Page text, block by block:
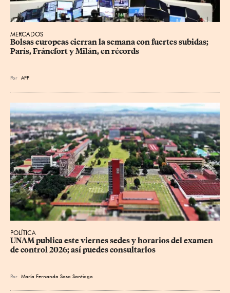
MERCADOS
Bolsas europeas cierran la semana con fuertes subidas;
París, Fráncfort y Milán, en récords
Por AFP
POLÍTICA
UNAM publica este viernes sedes y horarios del examen
de control 2026; así puedes consultarlos
Por María Fernanda Sosa Santiago